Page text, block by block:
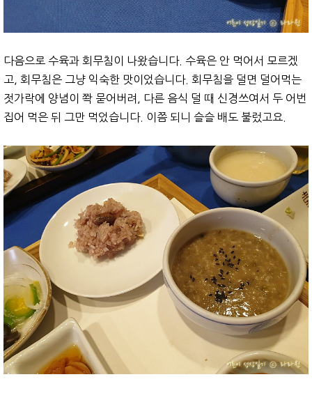
다음으로 수육과 회무침이 나왔습니다. 수육은 안 먹어서 모르겠
고, 회무침은 그냥 익숙한 맛이었습니다. 회무침을 덜면 덜어먹는
젓가락에 양념이 쫙 묻어버려, 다른 음식 덜 때 신경쓰여서 두 어번
집어 먹은 뒤 그만 먹었습니다. 이쯤 되니 슬슬 배도 불렀고요.